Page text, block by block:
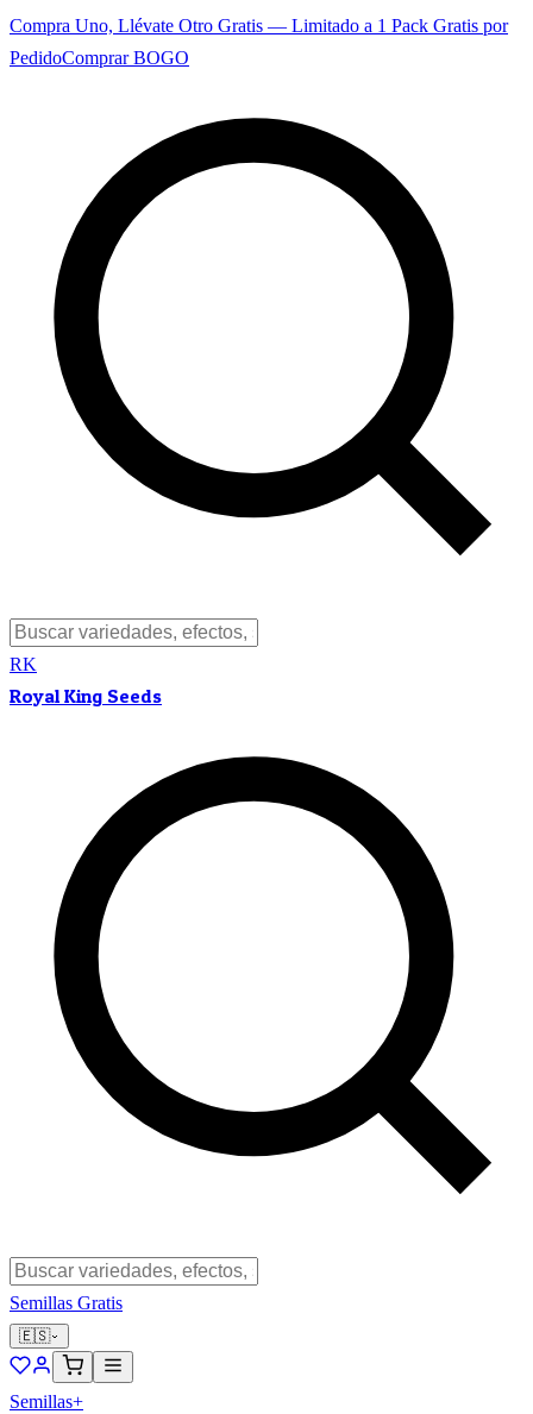
Compra Uno, Llévate Otro Gratis — Limitado a 1 Pack Gratis por
PedidoComprar BOGO
RK
Royal King Seeds
Semillas Gratis
🇪🇸
Semillas+